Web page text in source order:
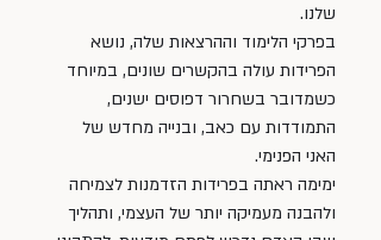
שלנו.
בפרקי הלימוד וההרצאות שלה, נושא
הפרידות עולה בהקשרים שונים, במיוחד
כשמדובר בשחרור דפוסים ישנים,
התמודדות עם כאב, ובנייה מחדש של
האני הפנימי.
ימימה ראתה בפרידות הזדמנות לצמיחה
ולהבנה מעמיקה יותר של העצמי, ותהליך